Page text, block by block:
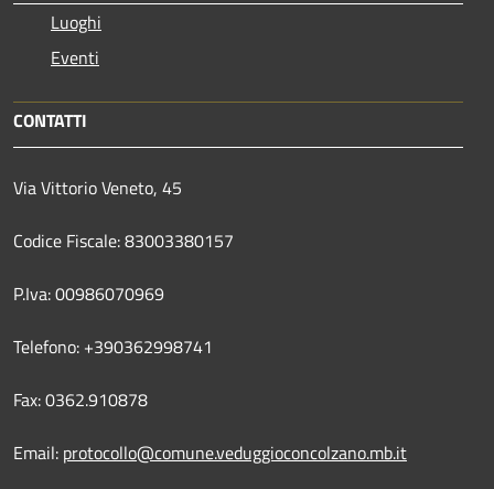
Luoghi
Eventi
CONTATTI
Via Vittorio Veneto, 45
Codice Fiscale: 83003380157
P.Iva: 00986070969
Telefono: +390362998741
Fax: 0362.910878
Email: protocollo@comune.veduggioconcolzano.mb.it